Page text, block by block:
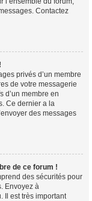
Contactez
privés d’un membre
de votre messagerie
d’un membre en
Ce dernier a la
des messages
de ce forum !
des sécurités pour
Envoyez à
Il est très important